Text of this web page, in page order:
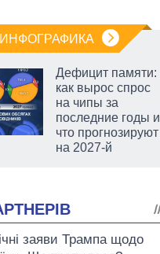
ИНФОГРАФИКА
Дефицит памяти:
как вырос спрос
на чипы за
последние годы и
что прогнозируют
на 2027-й